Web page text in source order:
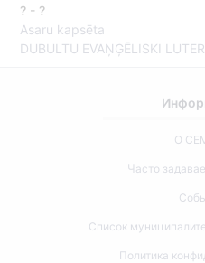
? - ?
Asaru kapsēta
DUBULTU EVAŅĢĒLISKI
О
Часто
Список
Политика